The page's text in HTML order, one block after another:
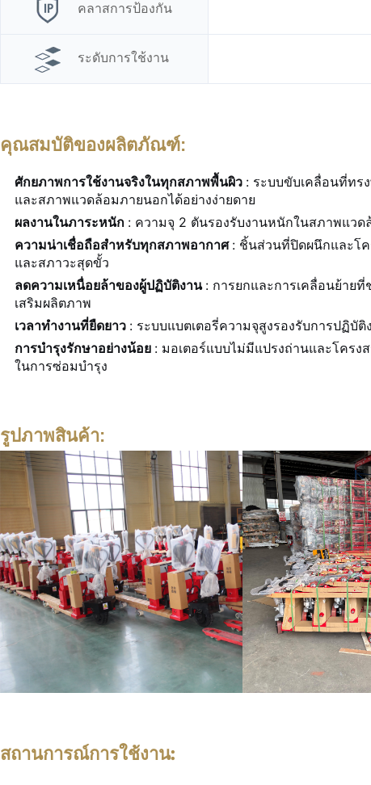
คลาสการป้องกัน
ระดับการใช้งาน
คุณสมบัติของผลิตภัณฑ์:
ศักยภาพการใช้งานจริงในทุกสภาพพื้นผิว : ระบบขับเคลื่อนที่ทร
และสภาพแวดล้อมภายนอกได้อย่างง่ายดาย
ผลงานในภาระหนัก : ความจุ 2 ตันรองรับงานหนักในสภาพแว
ความน่าเชื่อถือสำหรับทุกสภาพอากาศ : ชิ้นส่วนที่ปิดผนึกและโ
และสภาวะสุดขั้ว
ลดความเหนื่อยล้าของผู้ปฏิบัติงาน : การยกและการเคลื่อนย้าย
เสริมผลิตภาพ
เวลาทำงานที่ยืดยาว : ระบบแบตเตอรี่ความจุสูงรองรับการปฏิบั
การบํารุงรักษาอย่างน้อย : มอเตอร์แบบไม่มีแปรงถ่านและโครง
ในการซ่อมบำรุง
รูปภาพสินค้า:
สถานการณ์การใช้งาน: